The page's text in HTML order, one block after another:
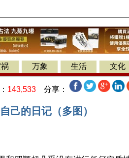
万象 生活 文化
143,533 分享：
己的日记（多图）